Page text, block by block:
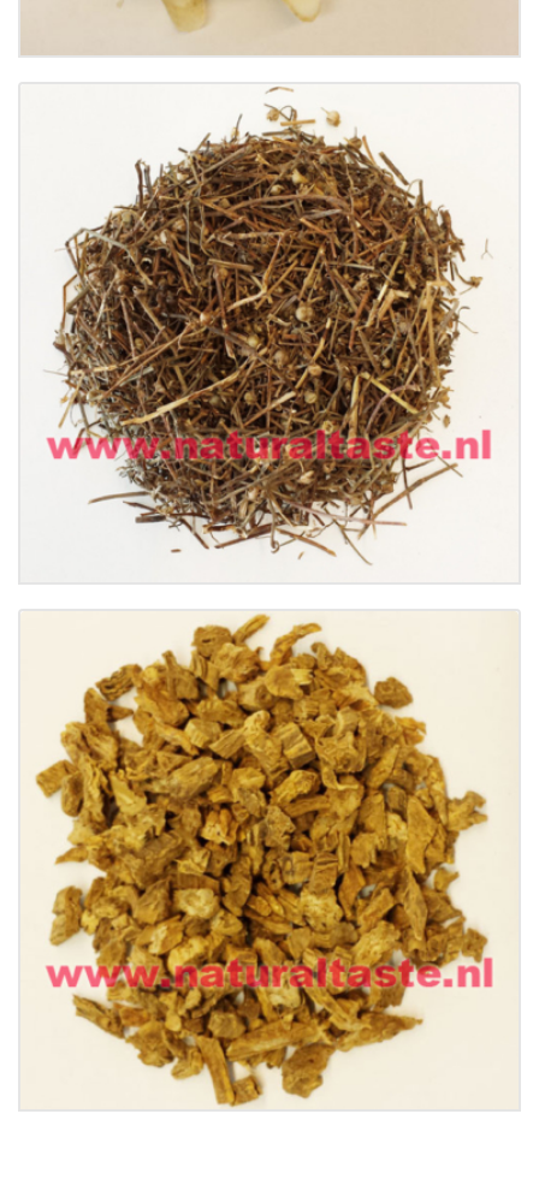
BAI HUA SHE SHE CAO • Herba Hedyoti
Diffusae
€10.99
BAI BU • Radix Stemonae
€9.50